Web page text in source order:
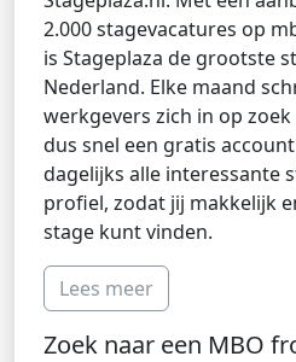
2.000 stagevacatures op
is Stageplaza de grootste
Nederland. Elke maand
werkgevers zich in op
dus snel een gratis
dagelijks alle interessante
profiel, zodat jij makkelijk
stage kunt vinden.
Lees meer
Zoek naar een MBO